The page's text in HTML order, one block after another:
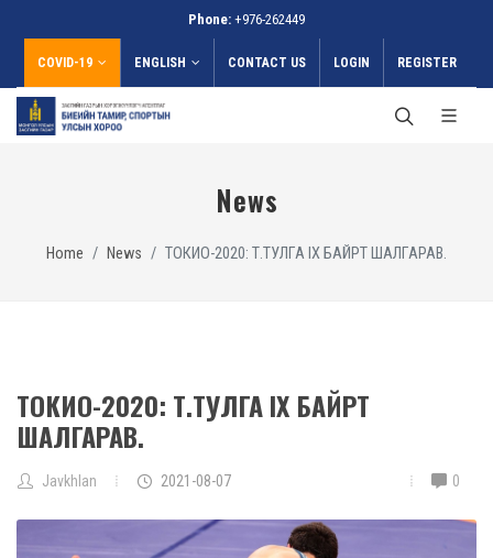
Phone: +976-262449
COVID-19 ENGLISH CONTACT US LOGIN REGISTER
News
Home News ТОКИО-2020: Т.ТУЛГА IX БАЙРТ ШАЛГАРАВ.
ТОКИО-2020: Т.ТУЛГА IX БАЙРТ
ШАЛГАРАВ.
Javkhlan 2021-08-07 0